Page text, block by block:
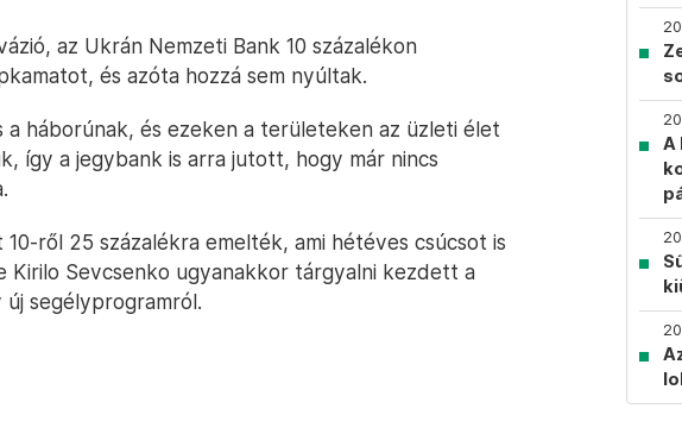
az Ukrán Nemzeti Bank 10 százalékon
és azóta hozzá sem nyúltak.
a háborúnak, és ezeken a területeken az üzleti élet
így a jegybank is arra jutott, hogy már nincs
ről 25 százalékra emelték, ami hétéves csúcsot is
Kirilo Sevcsenko ugyanakkor tárgyalni kezdett a
segélyprogramról.
A